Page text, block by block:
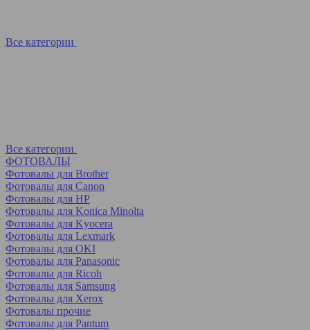
Все категории
Все категории
ФОТОВАЛЫ
Фотовалы для Brother
Фотовалы для Canon
Фотовалы для HP
Фотовалы для Koniсa Minolta
Фотовалы для Kyocera
Фотовалы для Lexmark
Фотовалы для OKI
Фотовалы для Panasonic
Фотовалы для Ricoh
Фотовалы для Samsung
Фотовалы для Xerox
Фотовалы прочие
Фотовалы для Pantum